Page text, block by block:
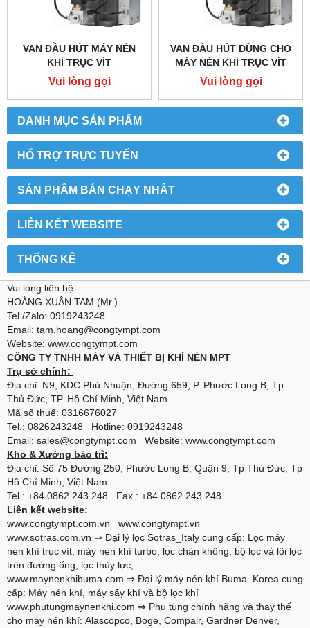
DANH MỤC SẢN PHẨM
HỔ TRỢ TRỰC TUYẾN
SẢN PHẨM BÁN CHẠY NHẤT
LIÊN KẾT WEBSITE
THỐNG KÊ
VAN ĐẦU HÚT MÁY NÉN
KHÍ TRỤC VÍT
Vui lòng gọi
VAN ĐẦU HÚT DÙNG CHO
MÁY NÉN KHÍ TRỤC VÍT
Vui lòng gọi
Vui lòng liên hệ:
HOÀNG XUÂN TAM (Mr.)
Tel./Zalo: 0919243248
Email: tam.hoang@congtympt.com
Website: www.congtympt.com
CÔNG TY TNHH MÁY VÀ THIẾT BỊ KHÍ NÉN MPT
Trụ sở chính:
Địa chỉ: N9, KDC Phú Nhuận, Đường 659, P. Phước Long B, Tp.
Thủ Đức, TP. Hồ Chí Minh, Việt Nam
Mã số thuế: 0316676027
Tel.: 0826243248 Hotline: 0919243248
Email: sales@congtympt.com Website: www.congtympt.com
Kho & Xưởng bảo trì:
Địa chỉ: Số 75 Đường 250, Phước Long B, Quận 9, Tp Thủ Đức, Tp
Hồ Chí Minh, Việt Nam
Tel.: +84 0862 243 248 Fax.: +84 0862 243 248
Liên kết website:
www.congtympt.com.vn
www.congtympt.vn
www.sotras.com.vn ⇒ Đại lý lọc Sotras_Italy cung cấp: Lọc máy
nén khí trục vít, máy nén khí turbo, lọc chân không, bộ lọc và lõi lọc
trên đường ống, lọc thủy lực,....
www.maynenkhibuma.com ⇒ Đại lý máy nén khí Buma_Korea cung
cấp: Máy nén khí, máy sấy khí và bộ lọc khí
www.phutungmaynenkhi.com ⇒ Phụ tùng chính hãng và thay thế
cho máy nén khí: Alascopco, Boge, Compair, Gardner Denver,